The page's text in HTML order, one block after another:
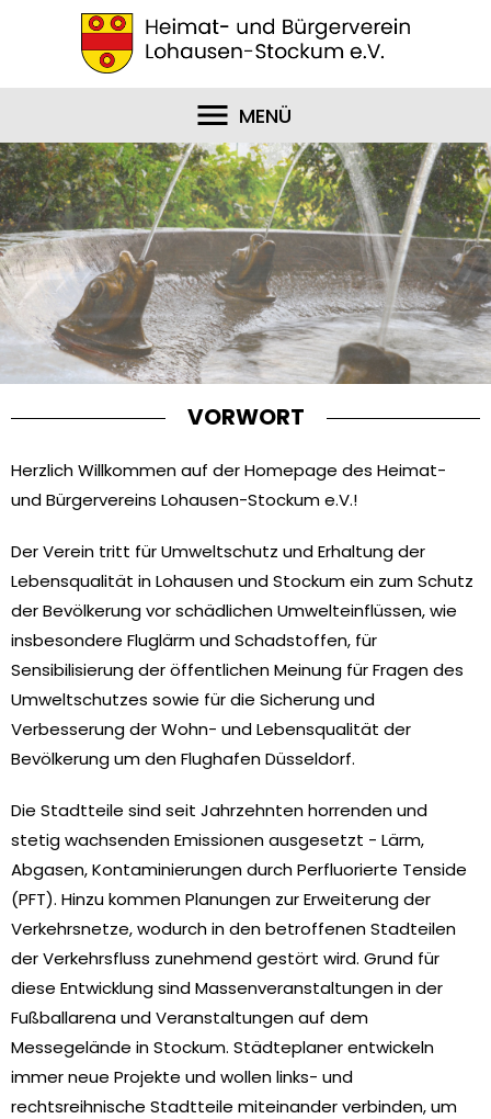
MENÜ
VORWORT
Herzlich Willkommen auf der Homepage des Heimat-
und Bürgervereins Lohausen-Stockum e.V.!
Der Verein tritt für Umweltschutz und Erhaltung der
Lebensqualität in Lohausen und Stockum ein zum Schutz
der Bevölkerung vor schädlichen Umwelteinflüssen, wie
insbesondere Fluglärm und Schadstoffen, für
Sensibilisierung der öffentlichen Meinung für Fragen des
Umweltschutzes sowie für die Sicherung und
Verbesserung der Wohn- und Lebensqualität der
Bevölkerung um den Flughafen Düsseldorf.
Die Stadtteile sind seit Jahrzehnten horrenden und
stetig wachsenden Emissionen ausgesetzt - Lärm,
Abgasen, Kontaminierungen durch Perfluorierte Tenside
(PFT). Hinzu kommen Planungen zur Erweiterung der
Verkehrsnetze, wodurch in den betroffenen Stadteilen
der Verkehrsfluss zunehmend gestört wird. Grund für
diese Entwicklung sind Massenveranstaltungen in der
Fußballarena und Veranstaltungen auf dem
Messegelände in Stockum. Städteplaner entwickeln
immer neue Projekte und wollen links- und
rechtsreihnische Stadtteile miteinander verbinden, um